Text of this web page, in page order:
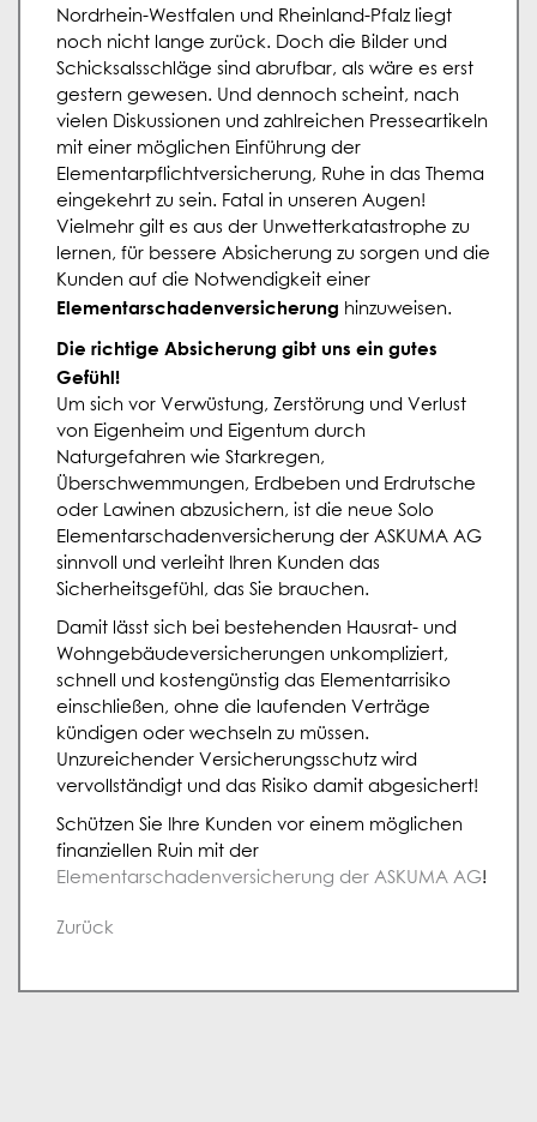
Nordrhein-Westfalen und Rheinland-Pfalz liegt
noch nicht lange zurück. Doch die Bilder und
Schicksalsschläge sind abrufbar, als wäre es erst
gestern gewesen. Und dennoch scheint, nach
vielen Diskussionen und zahlreichen Presseartikeln
mit einer möglichen Einführung der
Elementarpflichtversicherung, Ruhe in das Thema
eingekehrt zu sein. Fatal in unseren Augen!
Vielmehr gilt es aus der Unwetterkatastrophe zu
lernen, für bessere Absicherung zu sorgen und die
Kunden auf die Notwendigkeit einer
Elementarschadenversicherung hinzuweisen.
Die richtige Absicherung gibt uns ein gutes
Gefühl!
Um sich vor Verwüstung, Zerstörung und Verlust
von Eigenheim und Eigentum durch
Naturgefahren wie Starkregen,
Überschwemmungen, Erdbeben und Erdrutsche
oder Lawinen abzusichern, ist die neue Solo
Elementarschadenversicherung der ASKUMA AG
sinnvoll und verleiht Ihren Kunden das
Sicherheitsgefühl, das Sie brauchen.
Damit lässt sich bei bestehenden Hausrat- und
Wohngebäudeversicherungen unkompliziert,
schnell und kostengünstig das Elementarrisiko
einschließen, ohne die laufenden Verträge
kündigen oder wechseln zu müssen.
Unzureichender Versicherungsschutz wird
vervollständigt und das Risiko damit abgesichert!
Schützen Sie Ihre Kunden vor einem möglichen
finanziellen Ruin mit der
Elementarschadenversicherung der ASKUMA AG!
Zurück